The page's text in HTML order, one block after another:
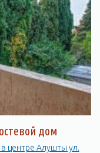
дом
центре Алушты ул.